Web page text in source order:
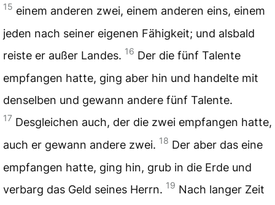
15 einem anderen zwei, einem anderen eins, einem
jeden nach seiner eigenen Fähigkeit; und alsbald
reiste er außer Landes. 16 Der die fünf Talente
empfangen hatte, ging aber hin und handelte mit
denselben und gewann andere fünf Talente.
17 Desgleichen auch, der die zwei empfangen hatte,
auch er gewann andere zwei. 18 Der aber das eine
empfangen hatte, ging hin, grub in die Erde und
verbarg das Geld seines Herrn. 19 Nach langer Zeit